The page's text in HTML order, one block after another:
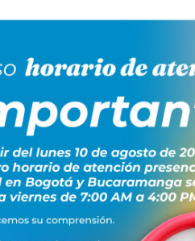
o al whatsapp:
hacer de los